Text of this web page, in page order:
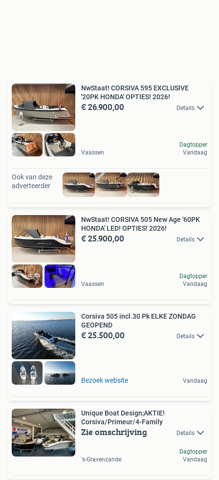
NwStaat! CORSIVA 595 EXCLUSIVE
'20PK HONDA' OPTIES! 2026!
€ 26.900,00 Details
Vaassen
Dagtopper
Vandaag
Ook van deze
adverteerder
NwStaat! CORSIVA 505 New Age '60PK
HONDA' LED! OPTIES! 2026!
€ 25.900,00 Details
Vaassen
Dagtopper
Vandaag
Corsiva 505 incl.30 Pk ELKE ZONDAG
GEOPEND
€ 25.500,00 Details
Bezoek website Vandaag
Unique Boat Design;AKTIE!
Corsiva/Primeur/4-Family
Zie omschrijving Details
's-Gravenzande
Dagtopper
Vandaag